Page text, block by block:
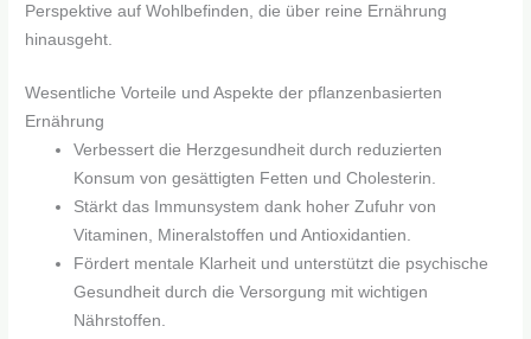
Perspektive auf Wohlbefinden, die über reine Ernährung
hinausgeht.
Wesentliche Vorteile und Aspekte der pflanzenbasierten
Ernährung
Verbessert die Herzgesundheit durch reduzierten
Konsum von gesättigten Fetten und Cholesterin.
Stärkt das Immunsystem dank hoher Zufuhr von
Vitaminen, Mineralstoffen und Antioxidantien.
Fördert mentale Klarheit und unterstützt die psychische
Gesundheit durch die Versorgung mit wichtigen
Nährstoffen.